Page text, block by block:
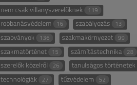
nem csak villanyszerelőknek 119
robbanásvédelem 16 szabályozás 13
szabványok 136 szakmakörnyezet 99
szakmatörténet 15 számítástechnika 28
szerelők közelről 26 tanulságos történetek
technológiák 27 tűzvédelem 52